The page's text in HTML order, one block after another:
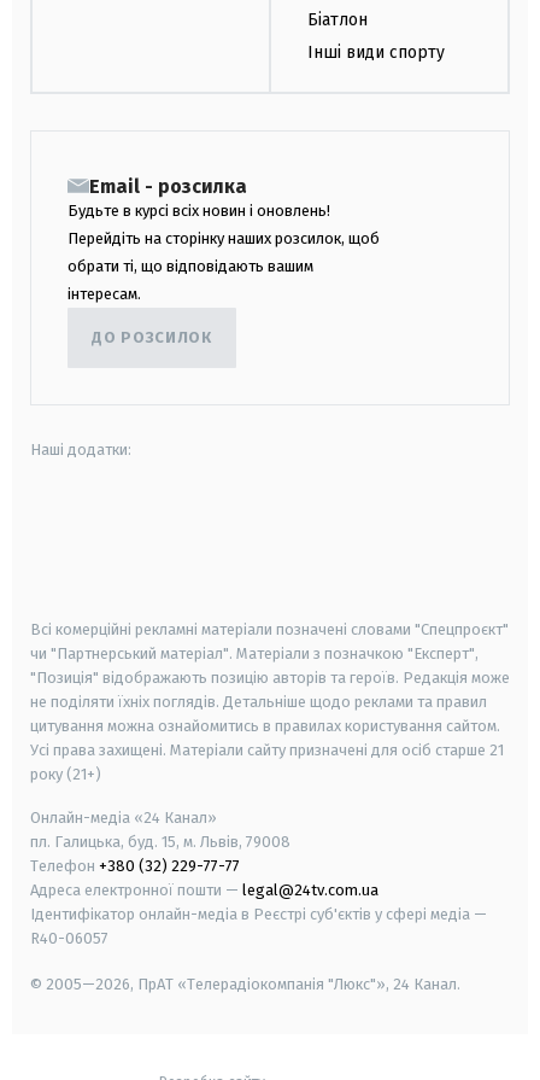
Біатлон
Інші види спорту
Email - розсилка
Будьте в курсі всіх новин і оновлень!
Перейдіть на сторінку наших розсилок, щоб
обрати ті, що відповідають вашим
інтересам.
ДО РОЗСИЛОК
Наші додатки:
Всі комерційні рекламні матеріали позначені словами "Спецпроєкт"
чи "Партнерський матеріал". Матеріали з позначкою "Експерт",
"Позиція" відображають позицію авторів та героїв. Редакція може
не поділяти їхніх поглядів. Детальніше щодо реклами та правил
цитування можна ознайомитись в правилах користування сайтом.
Усі права захищені. Матеріали сайту призначені для осіб старше 21
року (21+)
Онлайн-медіа «24 Канал»
пл. Галицька, буд. 15, м. Львів, 79008
Телефон +380 (32) 229-77-77
Адреса електронної пошти — legal@24tv.com.ua
Ідентифікатор онлайн-медіа в Реєстрі суб'єктів у сфері медіа —
R40-06057
© 2005—2026, ПрАТ «Телерадіокомпанія "Люкс"», 24 Канал.